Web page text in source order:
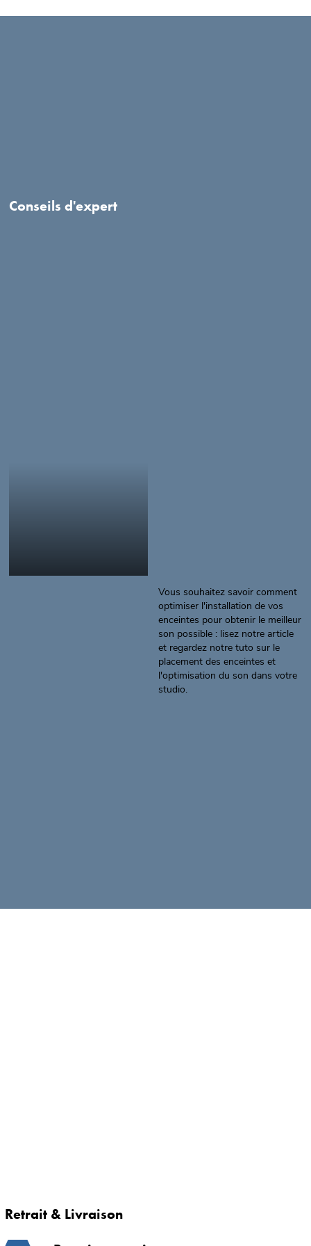
Conseils d'expert
Vous souhaitez savoir comment
optimiser l'installation de vos
enceintes pour obtenir le meilleur
son possible : lisez notre article
et regardez notre tuto sur le
placement des enceintes et
l'optimisation du son dans votre
studio.
Retrait & Livraison